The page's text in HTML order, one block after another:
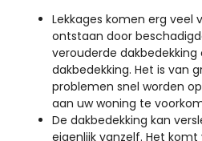
Lekkages komen erg veel
ontstaan door
verouderde
dakbedekking. Het is van
problemen snel worden
aan uw woning te
De dakbedekking kan
eigenlijk vanzelf. Het